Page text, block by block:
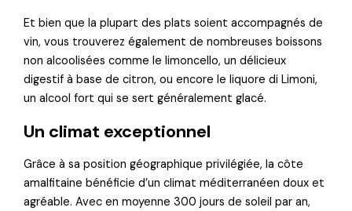
Et bien que la plupart des plats soient accompagnés de
vin, vous trouverez également de nombreuses boissons
non alcoolisées comme le limoncello, un délicieux
digestif à base de citron, ou encore le liquore di Limoni,
un alcool fort qui se sert généralement glacé.
Un climat exceptionnel
Grâce à sa position géographique privilégiée, la côte
amalfitaine bénéficie d’un climat méditerranéen doux et
agréable. Avec en moyenne 300 jours de soleil par an,